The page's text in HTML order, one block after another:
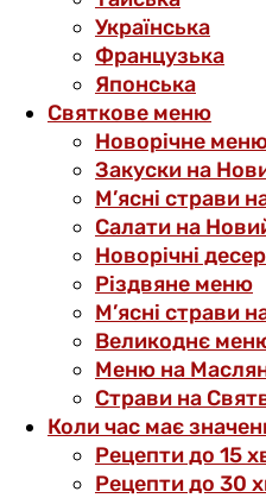
Українська
Французька
Японська
Святкове меню
Новорічне
Закуски на
М’ясні страви
Салати на
Новорічні
Різдвяне меню
М’ясні страви
Великоднє
Меню на
Страви на
Коли час має
Рецепти до 15
Рецепти до 30